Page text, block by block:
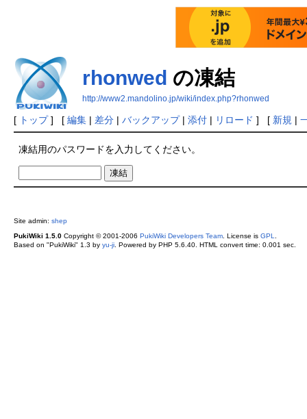
rhonwed の凍結
http://www2.mandolino.jp/wiki/index.php?rhonwed
[ トップ] [ 編集| 差分| バックアップ| 添付| リロード ] [ 新規 |
凍結用のパスワードを入力してください。
Site admin: shep
PukiWiki 1.5.0Copyright © 2001-2006 PukiWiki Developers Team. License is GPL.
Based on "PukiWiki" 1.3 by yu-ji. Powered by PHP 5.6.40. HTML convert time: 0.001 sec.